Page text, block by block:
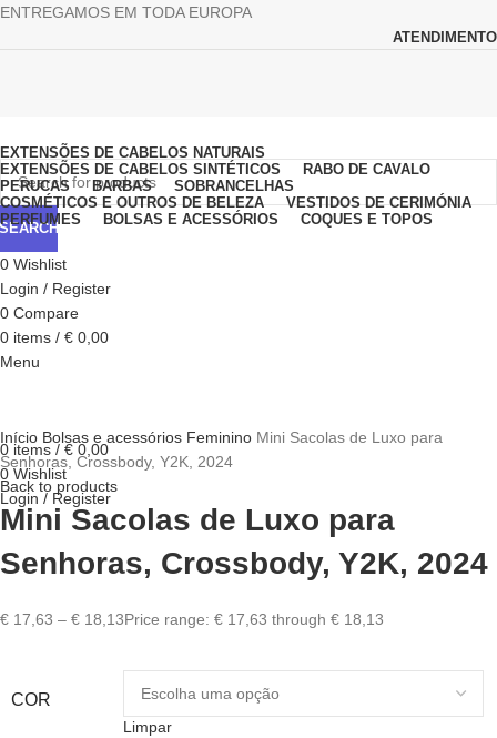
ENTREGAMOS EM TODA EUROPA
ATENDIMENTO
SEARCH
0 Wishlist
Login / Register
0 Compare
0 items / € 0,00
Menu
0 items / € 0,00
0 Wishlist
Login / Register
EXTENSÕES DE CABELOS NATURAIS
EXTENSÕES DE CABELOS SINTÉTICOS
RABO DE CAVALO
PERUCAS
BARBAS
SOBRANCELHAS
COSMÉTICOS E OUTROS DE BELEZA
VESTIDOS DE CERIMÓNIA
PERFUMES
BOLSAS E ACESSÓRIOS COQUES E TOPOS
Início Bolsas e acessórios Feminino Mini Sacolas de Luxo para
Senhoras, Crossbody, Y2K, 2024
Back to products
Mini Sacolas de Luxo para
Senhoras, Crossbody, Y2K, 2024
€ 17,63 – € 18,13Price range: € 17,63 through € 18,13
COR
Limpar